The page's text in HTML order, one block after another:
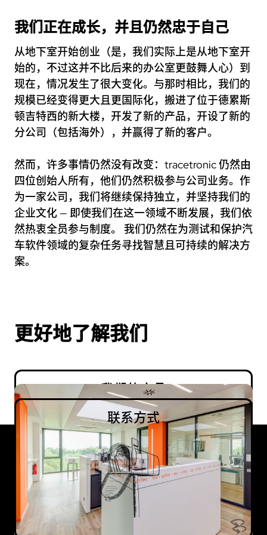
我们正在成长，并且仍然忠于自己
从地下室开始创业（是，我们实际上是从地下室开
始的，不过这并不比后来的办公室更鼓舞人心）到
现在，情况发生了很大变化。与那时相比，我们的
规模已经变得更大且更国际化，搬进了位于德累斯
顿吉特西的新大楼，开发了新的产品，开设了新的
分公司（包括海外），并赢得了新的客户。
然而，许多事情仍然没有改变：tracetronic 仍然由
四位创始人所有，他们仍然积极参与公司业务。作
为一家公司，我们将继续保持独立，并坚持我们的
企业文化 — 即使我们在这一领域不断发展，我们依
然热衷全员参与制度。 我们仍然在为测试和保护汽
车软件领域的复杂任务寻找智慧且可持续的解决方
案。
更好地了解我们
我们的产品
例如 ecu.test
我们的地点
联系方式
联系方式